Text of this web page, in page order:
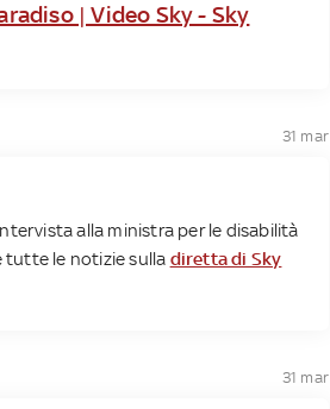
| Video Sky - Sky
31 mar
alla ministra per le disabilità
tutte le notizie sulla diretta di Sky
31 mar